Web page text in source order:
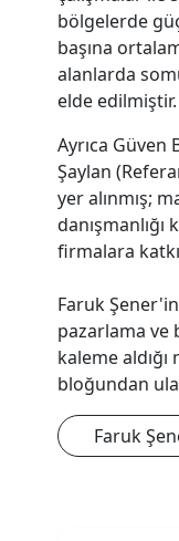
bölgelerde
başına
alanlarda
elde edilmiştir.
Ayrıca
Şaylan
yer alınmış;
firmalara
Faruk
pazarlama ve
kaleme
bloğundan
Faruk